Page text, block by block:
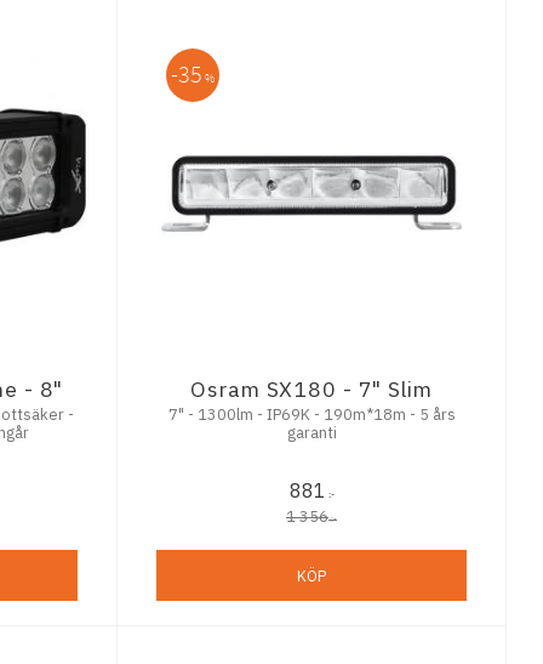
- 8"
-
Osram SX180 - 7" Slim
7" - 1300lm - IP69K - 190m*18m - 5 års
garanti
881 :-
1 356:-
35 %
KÖP